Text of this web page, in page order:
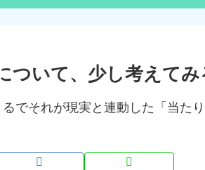
いて、少し考えてみ